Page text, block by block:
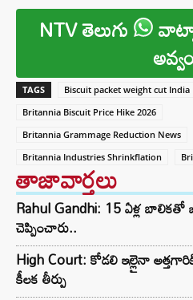
NTV తెలుగు
TAGS
Biscuit packet weight cut India
Britannia Biscuit Price Hike 2026
Britannia Grammage Reduction News
Britannia Industries Shrinkflation
తాజావార్తలు
Rahul Gandhi: 15 ఏళ్ల
చెప్పించారు..
High Court: కోడలి ఇల్లైనా
కీలక తీర్పు